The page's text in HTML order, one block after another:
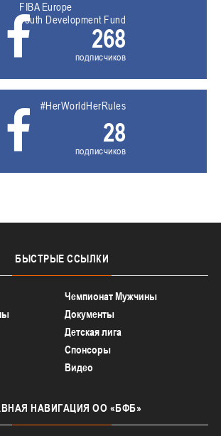
FIBA Europe
Youth Development Fund
268
подписчиков
#HerWorldHerRules
28
подписчиков
БЫСТРЫЕ ССЫЛКИ
Чемпионат Мужчины
Документы
Детская лига
Спонсоры
Видео
НАВИГАЦИЯ ОО «БФБ»